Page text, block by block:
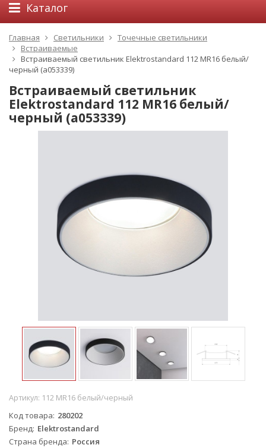
Каталог
Главная Светильники
Точечные светильники
Встраиваемые
Встраиваемый светильник Elektrostandard 112 MR16 белый/
черный (a053339)
Встраиваемый светильник
Elektrostandard 112 MR16 белый/
черный (a053339)
Артикул: 112 MR16 белый/черный
Код товара 280202
Бренд Elektrostandard
Страна бренда Россия